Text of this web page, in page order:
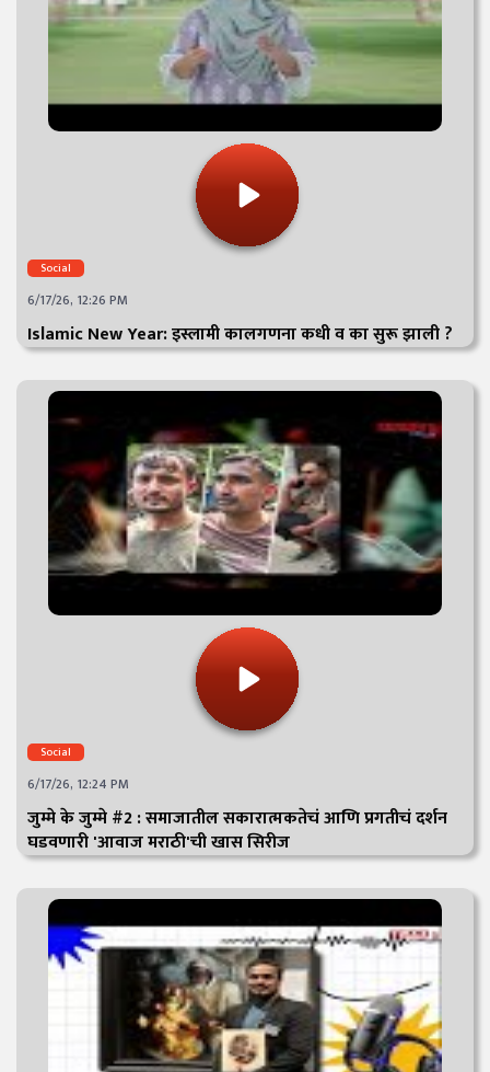
Social
6/17/26, 12:26 PM
Islamic New Year: इस्लामी कालगणना कधी व का सुरू झाली ?
Social
6/17/26, 12:24 PM
जुम्मे के जुम्मे #2 : समाजातील सकारात्मकतेचं आणि प्रगतीचं दर्शन
घडवणारी 'आवाज मराठी'ची खास सिरीज